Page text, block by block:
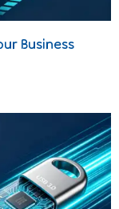
Business